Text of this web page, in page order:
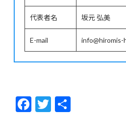
代表者名 坂元 弘美
E-mail info@hiromis-
F T